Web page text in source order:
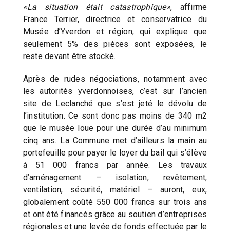
«La situation était catastrophique», affirme
France Terrier, directrice et conservatrice du
Musée d’Yverdon et région, qui explique que
seulement 5% des pièces sont exposées, le
reste devant être stocké.
Après de rudes négociations, notamment avec
les autorités yverdonnoises, c’est sur l’ancien
site de Leclanché que s’est jeté le dévolu de
l’institution. Ce sont donc pas moins de 340 m2
que le musée loue pour une durée d’au minimum
cinq ans. La Commune met d’ailleurs la main au
portefeuille pour payer le loyer du bail qui s’élève
à 51 000 francs par année. Les travaux
d’aménagement – isolation, revêtement,
ventilation, sécurité, matériel – auront, eux,
globalement coûté 550 000 francs sur trois ans
et ont été financés grâce au soutien d’entreprises
régionales et une levée de fonds effectuée par le